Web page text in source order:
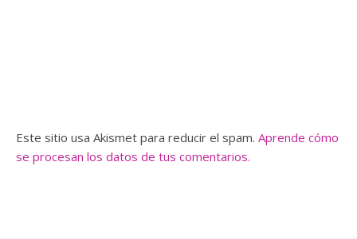
Este sitio usa Akismet para reducir el spam. Aprende cómo
se procesan los datos de tus comentarios.